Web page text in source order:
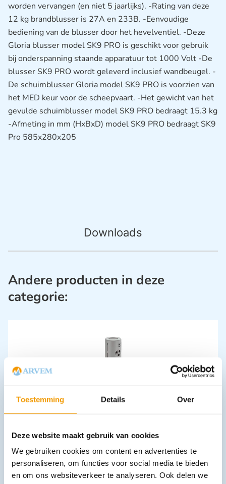
Toestemming Details Over
Deze website maakt gebruik van cookies
We gebruiken cookies om content en advertenties te
personaliseren, om functies voor social media te bieden
en om ons websiteverkeer te analyseren. Ook delen we
Downloads
worden vervangen (en niet 5 jaarlijks). -Rating van deze
12 kg brandblusser is 27A en 233B. -Eenvoudige
bediening van de blusser door het hevelventiel. -Deze
Gloria blusser model SK9 PRO is geschikt voor gebruik
bij onderspanning staande apparatuur tot 1000 Volt -De
blusser SK9 PRO wordt geleverd inclusief wandbeugel. -
De schuimblusser Gloria model SK9 PRO is voorzien van
het MED keur voor de scheepvaart. -Het gewicht van het
gevulde schuimblusser model SK9 PRO bedraagt 15.3 kg
-Afmeting in mm (HxBxD) model SK9 PRO bedraagt SK9
Pro 585x280x205
Andere producten in deze
categorie:
Accu X-00.299.315 voor Heine handvat (oud X-02.99.382)
Leverbaar